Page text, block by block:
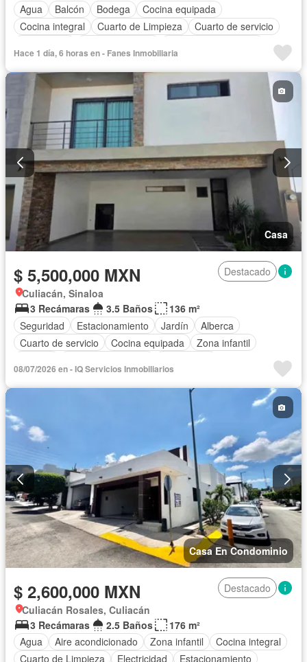
Agua
Balcón Bodega
Cocina equipada
Cocina integral
Cuarto de Limpieza
Cuarto de servicio
Terraza
Vista panorámica Wifi
Hace 1 día, 6 horas en - Fanes Inmobiliaria
Casa
$ 5,500,000 MXN
Destacado
Culiacán, Sinaloa
3 Recámaras
3.5 Baños
136 m²
Seguridad
Estacionamiento Jardín
Alberca
Cuarto de servicio
Cocina equipada
Zona infantil
Cuarto de Limpieza
Agua Zonas verdes Sin amueblar
08/07/2026 en - IQ Servicios Inmobiliarios
Casa En Condominio
$ 2,600,000 MXN
Destacado
Culiacán Rosales, Culiacán
3 Recámaras
2.5 Baños
176 m²
Agua
Aire acondicionado Zona infantil
Cocina integral
Cuarto de Limpieza
Electricidad
Estacionamiento